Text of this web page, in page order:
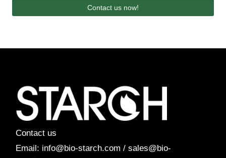
Contact us now!
Contact us
Email: info@bio-starch.com / sales@bio-